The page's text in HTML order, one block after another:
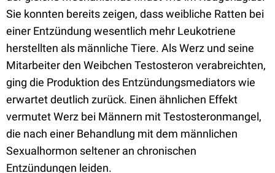
Sie konnten bereits zeigen, dass weibliche Ratten bei
einer Entzündung wesentlich mehr Leukotriene
herstellten als männliche Tiere. Als Werz und seine
Mitarbeiter den Weibchen Testosteron verabreichten,
ging die Produktion des Entzündungsmediators wie
erwartet deutlich zurück. Einen ähnlichen Effekt
vermutet Werz bei Männern mit Testosteronmangel,
die nach einer Behandlung mit dem männlichen
Sexualhormon seltener an chronischen
Entzündungen leiden.